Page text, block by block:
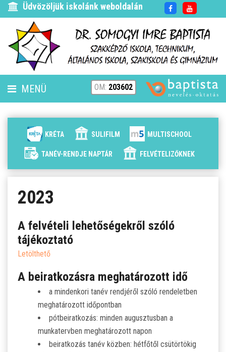
Üdvözöljük iskolánk weboldalán
MENÜ
HÍREK
ALAPÍTVÁNYUNK
ELÉRHETŐSÉG
SZJA 1% FELAJÁNLÁS
KÖZÉRDEKŰ
TANULÓINKNAK
ÁLTALÁNOS ISKOLÁSOKNAK
SZÜLŐKNEK
OM: 203602
KRÉTA SULIFILM MULTISCHOOL
TANÉV-RENDJE NAPTÁR FELVÉTELIZŐKNEK
2023
A felvételi lehetőségekről szóló
tájékoztató
Letölthető
A beiratkozásra meghatározott idő
a mindenkori tanév rendjéről szóló rendeletben
meghatározott időpontban
pótbeiratkozás: minden augusztusban a
munkatervben meghatározott napon
beiratkozás tanév közben: hétfőtől csütörtökig